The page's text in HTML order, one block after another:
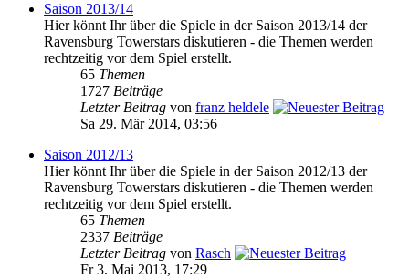
Saison 2013/14
Hier könnt Ihr über die Spiele in der Saison 2013/14 der
Ravensburg Towerstars diskutieren - die Themen werden
rechtzeitig vor dem Spiel erstellt.
65 Themen
1727 Beiträge
Letzter Beitrag von franz heldele
Sa 29. Mär 2014, 03:56
Saison 2012/13
Hier könnt Ihr über die Spiele in der Saison 2012/13 der
Ravensburg Towerstars diskutieren - die Themen werden
rechtzeitig vor dem Spiel erstellt.
65 Themen
2337 Beiträge
Letzter Beitrag von Rasch
Fr 3. Mai 2013, 17:29